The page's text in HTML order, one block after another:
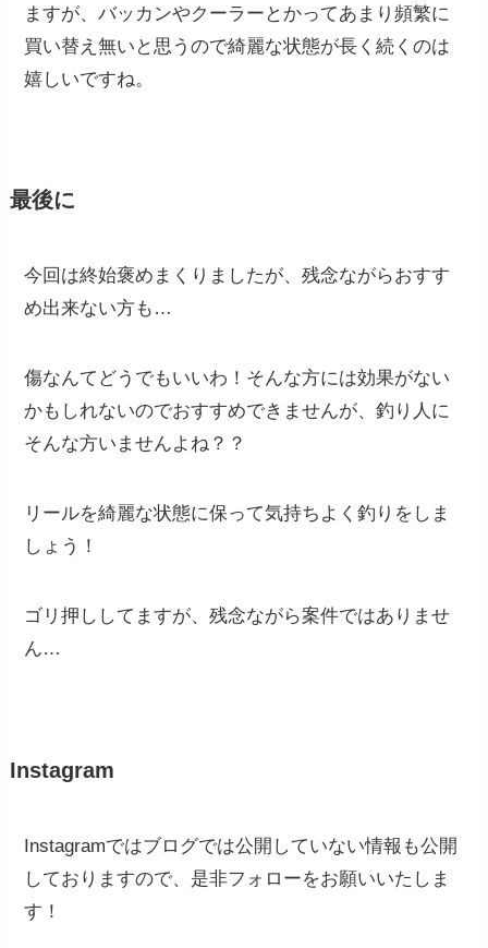
ますが、バッカンやクーラーとかってあまり頻繁に
買い替え無いと思うので綺麗な状態が長く続くのは
嬉しいですね。
最後に
今回は終始褒めまくりましたが、残念ながらおすす
め出来ない方も…
傷なんてどうでもいいわ！そんな方には効果がない
かもしれないのでおすすめできませんが、釣り人に
そんな方いませんよね？？
リールを綺麗な状態に保って気持ちよく釣りをしま
しょう！
ゴリ押ししてますが、残念ながら案件ではありませ
ん…
Instagram
Instagramではブログでは公開していない情報も公開
しておりますので、是非フォローをお願いいたしま
す！